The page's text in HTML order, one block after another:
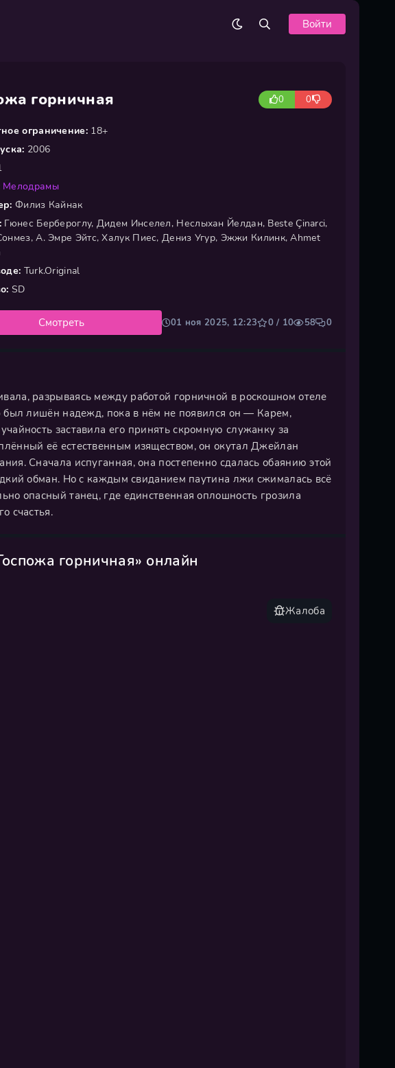
Войти
горничная 0 0
ограничение:18+
2006
Мелодрамы
Филиз Кайнак
Гюнес Бербероглу, Дидем Инселел, Неслыхан Йелдан, Beste Çinarci,
А. Эмре Эйтс, Халук Пиес, Дениз Угур, Эжжи Килинк, Ahmet
Turk.Original
SD
Смотреть 01 ноя 2025, 12:23 0 / 10 58 0
разрываясь между работой горничной в роскошном отеле
был лишён надежд, пока в нём не появился он — Карем,
заставила его принять скромную служанку за
её естественным изяществом, он окутал Джейлан
Сначала испуганная, она постепенно сдалась обаянию этой
обман. Но с каждым свиданием паутина лжи сжималась всё
опасный танец, где единственная оплошность грозила
счастья.
горничная» онлайн
Жалоба